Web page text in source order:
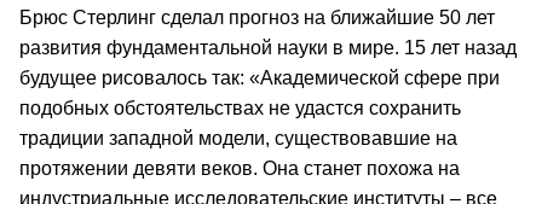
Брюс Стерлинг сделал прогноз на ближайшие 50 лет
развития фундаментальной науки в мире. 15 лет назад
будущее рисовалось так: «Академической сфере при
подобных обстоятельствах не удастся сохранить
традиции западной модели, существовавшие на
протяжении девяти веков. Она станет похожа на
индустриальные исследовательские институты – все